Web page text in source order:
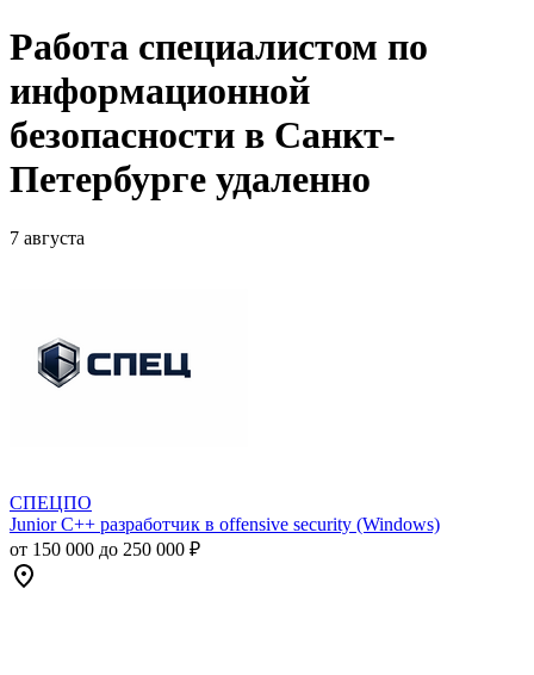
Работа специалистом по
информационной
безопасности в Санкт-
Петербурге удаленно
7 августа
СПЕЦПО
Junior C++ разработчик в offensive security (Windows)
от 150 000 до 250 000 ₽